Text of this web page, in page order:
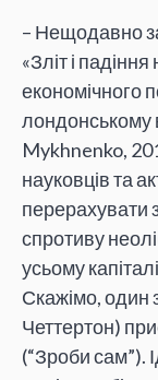
– Нещодавно
«Зліт і
економічного
лондонському
Mykhnenko,
науковців та
перерахувати
спротиву
усьому
Скажімо, один
Четтертон)
(“Зроби сам”).